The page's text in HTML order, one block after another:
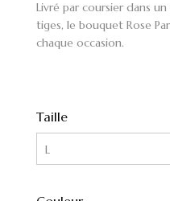
Livré par coursier dans
tiges,le bouquet Rose
chaque occasion.
Taille